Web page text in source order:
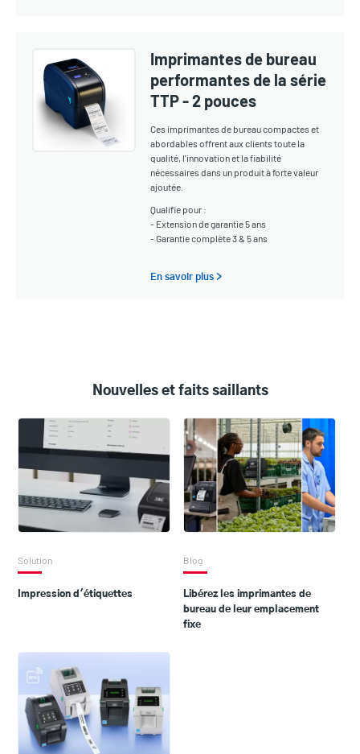
Imprimantes de bureau
performantes de la série
TTP - 2 pouces
Ces imprimantes de bureau compactes et
abordables offrent aux clients toute la
qualité, l'innovation et la fiabilité
nécessaires dans un produit à forte valeur
ajoutée.
Qualifie pour :
- Extension de garantie 5 ans
- Garantie complète 3 & 5 ans
En savoir plus >
Nouvelles et faits saillants
Solution
Impression d'étiquettes
Blog
Libérez les imprimantes de
bureau de leur emplacement
fixe